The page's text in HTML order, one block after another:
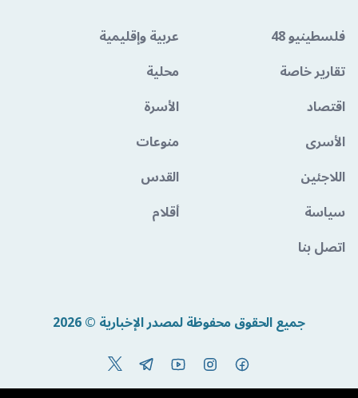
فلسطينيو 48
عربية وإقليمية
تقارير خاصة
محلية
اقتصاد
الأسرة
الأسرى
منوعات
اللاجئين
القدس
سياسة
أقلام
اتصل بنا
جميع الحقوق محفوظة لمصدر الإخبارية © 2026